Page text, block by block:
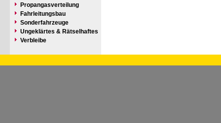
Propangasverteilung
Fahrleitungsbau
Sonderfahrzeuge
Ungeklärtes & Rätselhaftes
Verbleibe